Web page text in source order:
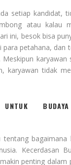
setiap kandidat,
atau kalau
ini, besok bisa
para petahana, dan
karyawan
karyawan tidak
UNTUK
tentang bagaimana
Kecerdasan
penting dalam